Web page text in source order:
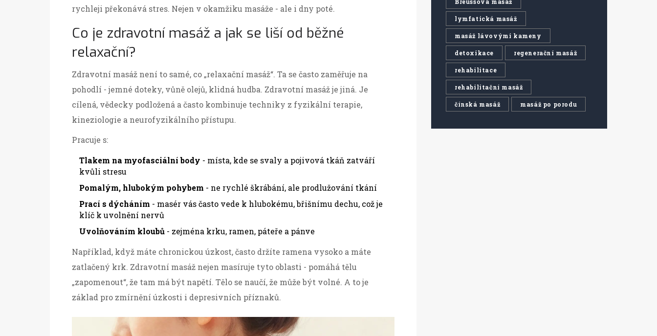
rychleji překonává stres. Nejen v okamžiku masáže - ale i dny poté.
Co je zdravotní masáž a jak se liší od běžné
relaxační?
Zdravotní masáž není to samé, co „relaxační masáž“. Ta se často zaměřuje na
pohodlí - jemné doteky, vůně olejů, klidná hudba. Zdravotní masáž je jiná. Je
cílená, vědecky podložená a často kombinuje techniky z fyzikální terapie,
kineziologie a neurofyzikálního přístupu.
Pracuje s:
Tlakem na myofasciální body - místa, kde se svaly a pojivová tkáň zatváří
kvůli stresu
Pomalým, hlubokým pohybem - ne rychlé škrábání, ale prodlužování tkání
Prací s dýcháním - masér vás často vede k hlubokému, břišnímu dechu, což je
klíč k uvolnění nervů
Uvolňováním kloubů - zejména krku, ramen, páteře a pánve
Například, když máte chronickou úzkost, často držíte ramena vysoko a máte
zatlačený krk. Zdravotní masáž nejen masíruje tyto oblasti - pomáhá tělu
„zapomenout“, že tam má být napětí. Tělo se naučí, že může být volné. A to je
základ pro zmírnění úzkosti i depresivních příznaků.
lymfatická masáž
masáž lávovými kameny
detoxikace regenerační masáž
rehabilitace
rehabilitační masáž
čínská masáž masáž po porodu